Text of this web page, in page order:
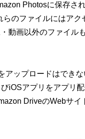
Photosに保存さ
のファイルにはアク
動画以外のファイル
ップロードはできな
iOSアプリをアプリ
DriveのWebサイ